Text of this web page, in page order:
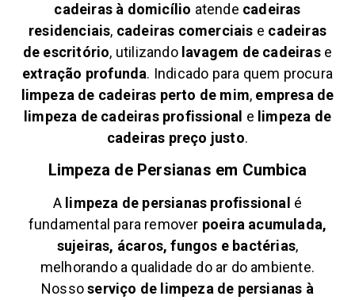
cadeiras à domicílio atende cadeiras
residenciais, cadeiras comerciais e cadeiras
de escritório, utilizando lavagem de cadeirase
extração profunda. Indicado para quem procura
limpeza de cadeiras perto de mim, empresa de
limpeza de cadeiras profissional e limpeza de
cadeiras preço justo.
Limpeza de Persianas em Cumbica
A limpeza de persianas profissional é
fundamental para remover poeira acumulada,
sujeiras, ácaros, fungos e bactérias,
melhorando a qualidade do ar do ambiente.
Nossoserviço de limpeza de persianas à